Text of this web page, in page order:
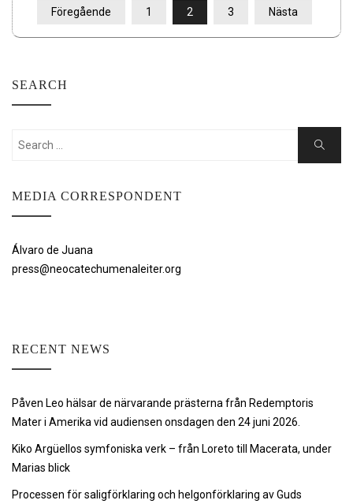
SIDNUMRERING
FÖR
Föregående 1 2 3 Nästa
SEARCH
Search
Search
MEDIA CORRESPONDENT
Álvaro de Juana
press@neocatechumenaleiter.org
RECENT NEWS
Påven Leo hälsar de närvarande prästerna från Redemptoris
Mater i Amerika vid audiensen onsdagen den 24 juni 2026.
Kiko Argüellos symfoniska verk – från Loreto till Macerata, under
Marias blick
Processen för saligförklaring och helgonförklaring av Guds